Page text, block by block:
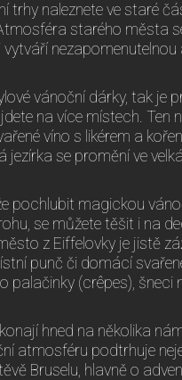
trhy naleznete ve staré
starého města
vánoční dárky, tak je
na více místech. Ten
víno s likérem a
se promění ve
pochlubit magickou
se můžete těšit i na
z Eiffelovky je jistě
punč či domácí
palačinky (crêpes), šneci
hned na několika
atmosféru podtrhuje
Bruselu, hlavně o